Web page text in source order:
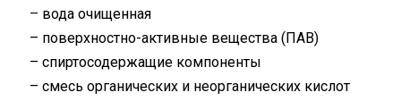
– вода очищенная
– поверхностно-активные вещества (ПАВ)
– спиртосодержащие компоненты
– смесь органических и неорганических кислот